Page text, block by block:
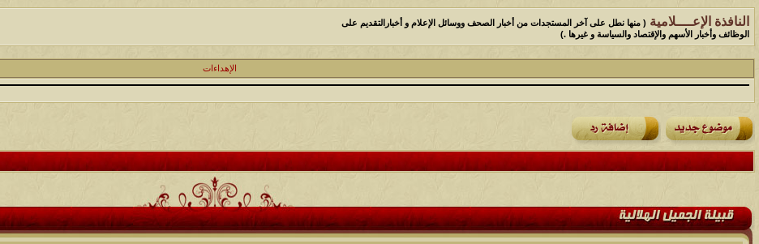
النافذة الإعــــلامية ( منها نطل على آخر المستجدات من أخبار الصحف ووسائل الإعلام و أخبارالتقديم على
الوظائف وأخبار الأسهم والإقتصاد والسياسة و غيرها .)
الإهداءات